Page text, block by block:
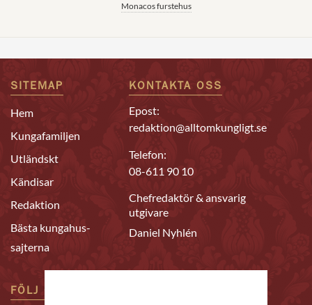
Monacos furstehus
SITEMAP
Hem
Kungafamiljen
Utländskt
Kändisar
Redaktion
Bästa kungahus-
sajterna
KONTAKTA OSS
Epost:
redaktion@alltomkungligt.se
Telefon:
08-611 90 10
Chefredaktör & ansvarig
utgivare
Daniel Nyhlén
FÖLJ OSS